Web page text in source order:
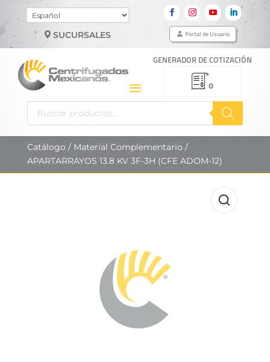
Elegir
un
idiomaSUCURSALES Portal de Usuario
GENERADOR DE COTIZACIÓN
0
Búsqueda
productos
Catálogo / Material Complementario /
APARTARRAYOS 13.8 KV 3F-3H (CFE ADOM-12)